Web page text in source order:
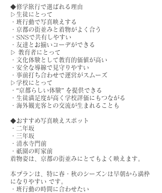
◆修学旅行で選ばれる理由
▷生徒にとって
・班行動で写真映えする
・京都の街並みと着物がよく合う
・SNSで共有しやすい
・友達とお揃いコーデができる
▷ 教育者にとって
・文化体験として教育的価値が高い
・安全な導線で見守りやすい
・事前打ち合わせで運営がスムーズ
▷学校にとって
・“京都らしい体験” を提供できる
・生徒満足度が高く学校評価にもつながる
・海外観光客との交流が生まれることも
◆おすすめ写真映えスポット
・二年坂
・三年坂
・清水寺門前
・祇園の町家前
着物姿は、京都の街並みにとてもよく映えます。
本プランは、特に春・秋のシーズンは早朝から満枠
になりやすい です。
・班行動の時間に合わせたい